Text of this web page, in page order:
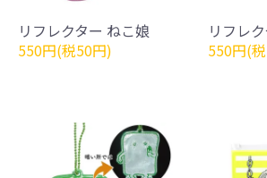
リフレクター ねこ娘
550円(税50円)
リフレ
550円(